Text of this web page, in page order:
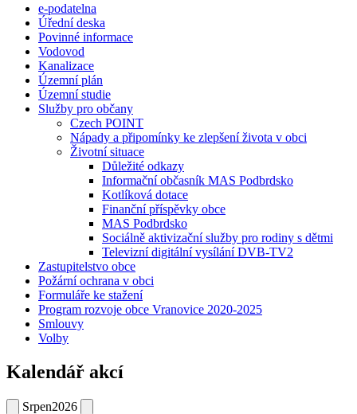
e-podatelna
Úřední deska
Povinné informace
Vodovod
Kanalizace
Územní plán
Územní studie
Služby pro občany
Czech POINT
Nápady a připomínky ke zlepšení života v obci
Životní situace
Důležité odkazy
Informační občasník MAS Podbrdsko
Kotlíková dotace
Finanční příspěvky obce
MAS Podbrdsko
Sociálně aktivizační služby pro rodiny s dětmi
Televizní digitální vysílání DVB-TV2
Zastupitelstvo obce
Požární ochrana v obci
Formuláře ke stažení
Program rozvoje obce Vranovice 2020-2025
Smlouvy
Volby
Kalendář akcí
Srpen2026